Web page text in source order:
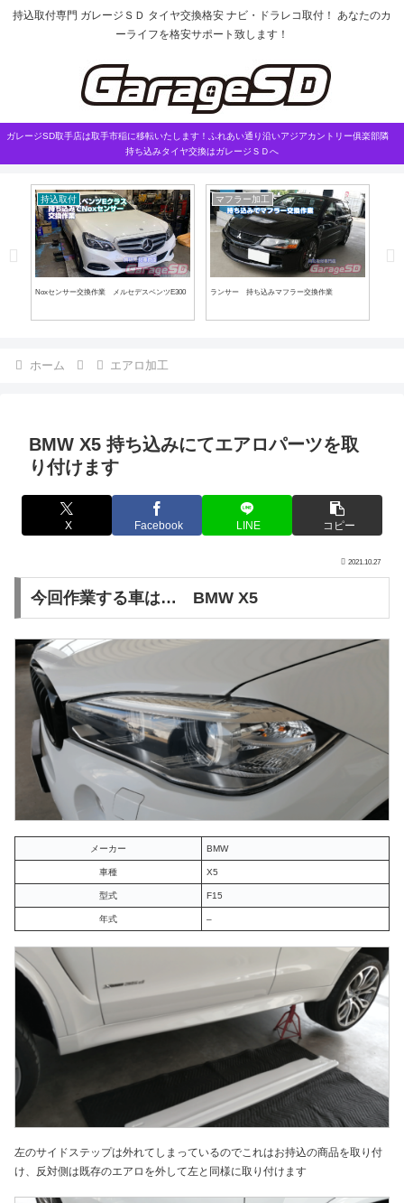
持込取付専門 ガレージＳＤ タイヤ交換格安 ナビ・ドラレコ取付！ あなたのカ
ーライフを格安サポート致します！
ガレージSD取手店は取手市稲に移転いたします！ふれあい通り沿いアジアカントリー俱楽部隣
持ち込みタイヤ交換はガレージＳＤへ
持込取付
Noxセンサー交換作業 メルセデスベンツE300
マフラー加工
ランサー 持ち込みマフラー交換作業
ホーム エアロ加工
BMW X5 持ち込みにてエアロパーツを取
り付けます
X Facebook LINE コピー
2021.10.27
今回作業する車は… BMW X5
メーカー BMW
車種 X5
型式 F15
年式 –
左のサイドステップは外れてしまっているのでこれはお持込の商品を取り付
け、反対側は既存のエアロを外して左と同様に取り付けます